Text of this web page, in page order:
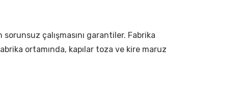
sorunsuz çalışmasını garantiler. Fabrika
ortamında, kapılar toza ve kire maruz